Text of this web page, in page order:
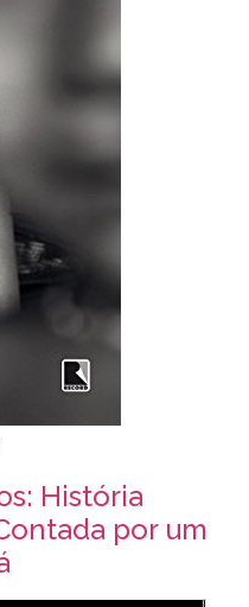
História
por um